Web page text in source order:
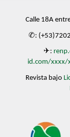
Calle 18A
✆:
✈:
id.com/xxxx/
Revista bajo